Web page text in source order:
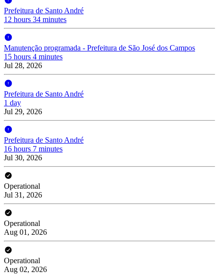
Prefeitura de Santo André
12 hours 34 minutes
Manutenção programada - Prefeitura de São José dos Campos
15 hours 4 minutes
Jul 28, 2026
Prefeitura de Santo André
1 day
Jul 29, 2026
Prefeitura de Santo André
16 hours 7 minutes
Jul 30, 2026
Operational
Jul 31, 2026
Operational
Aug 01, 2026
Operational
Aug 02, 2026